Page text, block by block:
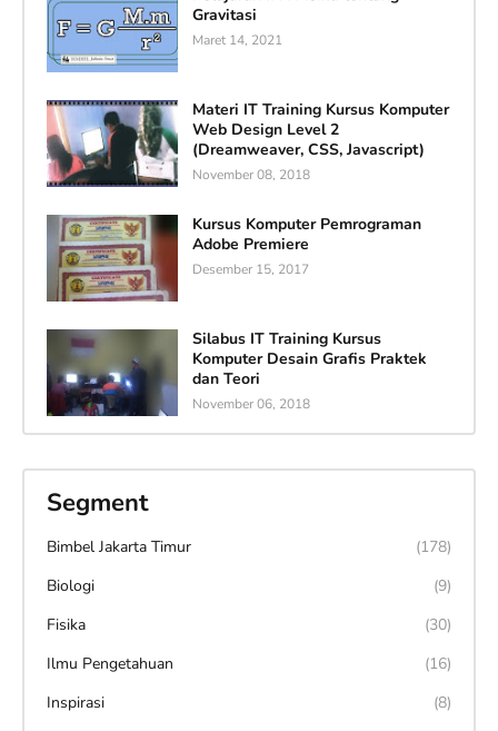
Gravitasi
Maret 14, 2021
Materi IT Training Kursus Komputer
Web Design Level 2
(Dreamweaver, CSS, Javascript)
November 08, 2018
Kursus Komputer Pemrograman
Adobe Premiere
Desember 15, 2017
Silabus IT Training Kursus
Komputer Desain Grafis Praktek
dan Teori
November 06, 2018
Segment
Bimbel Jakarta Timur
(178)
Biologi
(9)
Fisika
(30)
Ilmu Pengetahuan
(16)
Inspirasi
(8)